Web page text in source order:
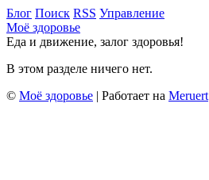
Блог Поиск RSS Управление
Моё здоровье
Еда и движение, залог здоровья!
В этом разделе ничего нет.
© Моё здоровье | Работает на Meruert